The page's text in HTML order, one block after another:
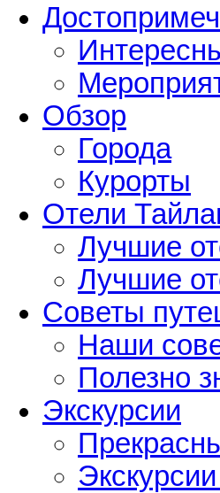
Обзор
Города
Курорты
Отели
Лучшие
Лучшие
Советы
Наши
Полезно
Экскурсии